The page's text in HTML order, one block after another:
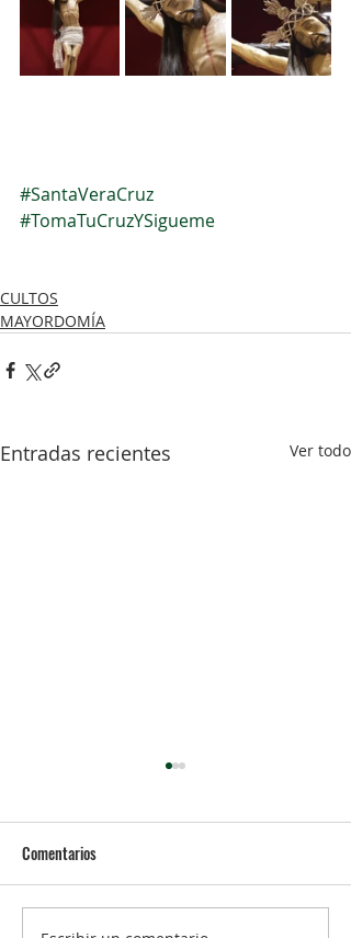
#SantaVeraCruz
#TomaTuCruzYSigueme
CULTOS
MAYORDOMÍA
Entradas recientes Ver todo
Comentarios